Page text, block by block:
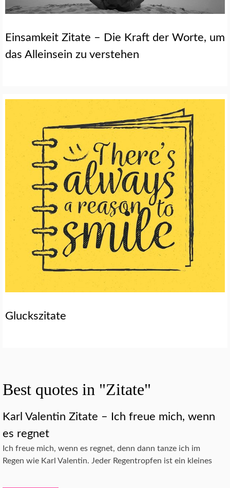
Einsamkeit Zitate – Die Kraft der Worte, um
das Alleinsein zu verstehen
Gluckszitate
Best quotes in "Zitate"
Karl Valentin Zitate – Ich freue mich, wenn
es regnet
Ich freue mich, wenn es regnet, denn dann tanze ich im
Regen wie Karl Valentin. Jeder Regentropfen ist ein kleines